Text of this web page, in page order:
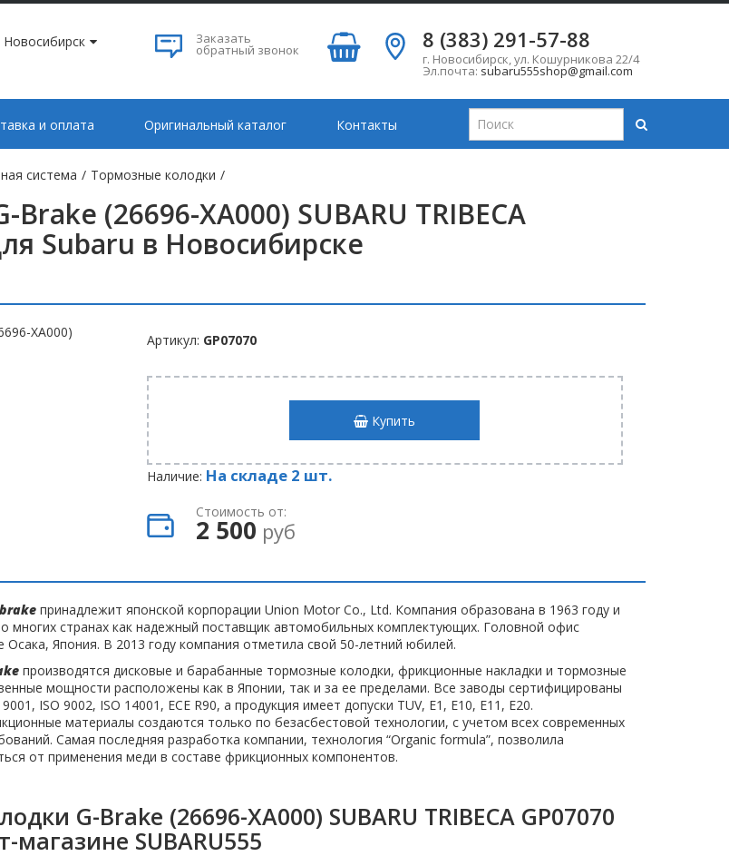
Новосибирск Заказать
обратный звонок 8 (383) 291-57-88
г. Новосибирск,ул. Кошурникова 22/4
Эл.почта: subaru555shop@gmail.com
и оплата Оригинальный каталог Контакты
система / Тормозные колодки /
Brake (26696-XA000) SUBARU TRIBECA
Subaru в Новосибирске
Артикул: GP07070
Купить
Наличие: На складе 2 шт.
Стоимость от:
2 500 руб
принадлежит японской корпорации Union Motor Co., Ltd. Компания образована в 1963 году и
многих странах как надежный поставщик автомобильных комплектующих. Головной офис
Осака, Япония. В 2013 году компания отметила свой 50-летний юбилей.
производятся дисковые и барабанные тормозные колодки, фрикционные накладки и тормозные
мощности расположены как в Японии, так и за ее пределами. Все заводы сертифицированы
ISO 9002, ISO 14001, ECE R90, а продукция имеет допуски TUV, E1, E10, E11, E20.
материалы создаются только по безасбестовой технологии, с учетом всех современных
Самая последняя разработка компании, технология “Organic formula”, позволила
от применения меди в составе фрикционных компонентов.
G-Brake (26696-XA000) SUBARU TRIBECA GP07070
магазине SUBARU555